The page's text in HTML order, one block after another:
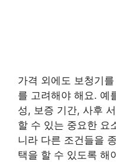
가격 외에도 보청기
를 고려해야 해요. 예
성, 보증 기간, 사후
할 수 있는 중요한 요
니라 다른 조건들을
택을 할 수 있도록 해